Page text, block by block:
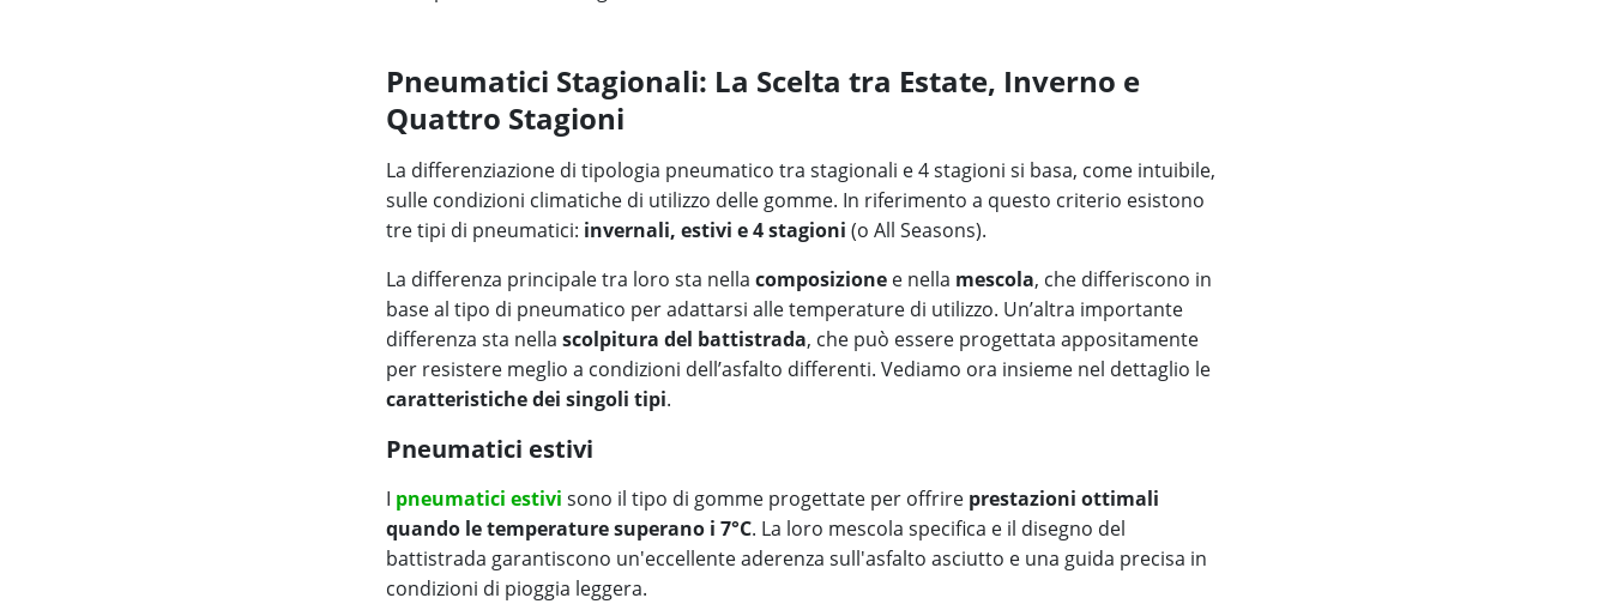
Pneumatici Stagionali: La Scelta tra Estate, Inverno e
Quattro Stagioni
La differenziazione di tipologia pneumatico tra stagionali e 4 stagioni si basa, come intuibile,
sulle condizioni climatiche di utilizzo delle gomme. In riferimento a questo criterio esistono
tre tipi di pneumatici: invernali, estivi e 4 stagioni (o All Seasons).
La differenza principale tra loro sta nella composizione e nella mescola, che differiscono in
base al tipo di pneumatico per adattarsi alle temperature di utilizzo. Un’altra importante
differenza sta nella scolpitura del battistrada, che può essere progettata appositamente
per resistere meglio a condizioni dell’asfalto differenti. Vediamo ora insieme nel dettaglio le
caratteristiche dei singoli tipi.
Pneumatici estivi
I pneumatici estivi sono il tipo di gomme progettate per offrire prestazioni ottimali
quando le temperature superano i 7°C. La loro mescola specifica e il disegno del
battistrada garantiscono un'eccellente aderenza sull'asfalto asciutto e una guida precisa in
condizioni di pioggia leggera.